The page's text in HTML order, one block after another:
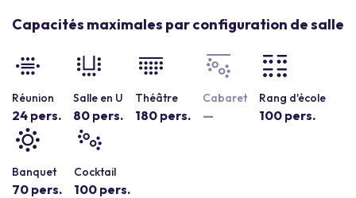
Capacités maximales par configuration de salle
Réunion
24 pers.
Salle en U
80 pers.
Théâtre
180 pers.
Cabaret
—
Rang d'école
100 pers.
Banquet
70 pers.
Cocktail
100 pers.